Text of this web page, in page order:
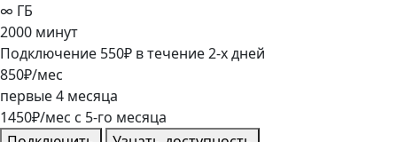
∞ ГБ
2000 минут
Подключение 550₽ в течение2-х дней
850₽/мес
первые4 месяца
1450₽/мес c 5-го месяца